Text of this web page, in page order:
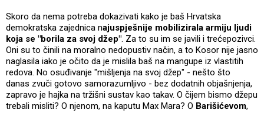
Skoro da nema potreba dokazivati kako je baš Hrvatska
demokratska zajednica najuspješnije mobilizirala armiju ljudi
koja se "borila za svoj džep". Za to su im se javili i trećepozivci.
Oni su to činili na moralno nedopustiv način, a to Kosor nije jasno
naglasila iako je očito da je mislila baš na mangupe iz vlastitih
redova. No osuđivanje "mišljenja na svoj džep" - nešto što
danas zvuči gotovo samorazumljivo - bez dodatnih objašnjenja,
zapravo je hajka na tržišni sustav kao takav. O čijem bismo džepu
trebali misliti? O njenom, na kaputu Max Mara? O Barišićevom,